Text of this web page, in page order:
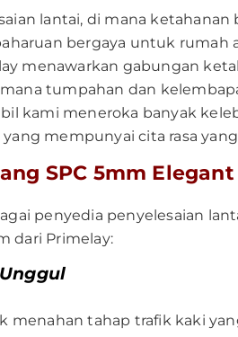
lantai, di mana
bergaya untuk rumah
menawarkan gabungan
tumpahan dan
kami meneroka banyak
mempunyai cita rasa
SPC 5mm
penyedia penyelesaian
dari Primelay:
menahan tahap trafik kaki